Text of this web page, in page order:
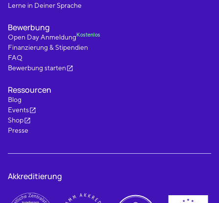
Lerne in Deiner Sprache
Bewerbung
Open Day AnmeldungKostenlos
Finanzierung & Stipendien
FAQ
Bewerbung starten
Ressourcen
Blog
Events
Shop
Presse
Akkreditierung